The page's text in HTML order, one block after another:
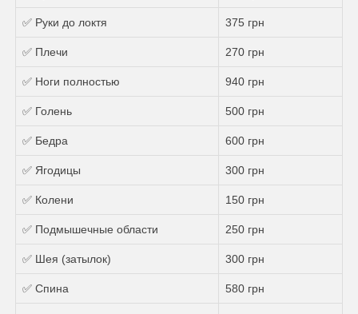
✅ Руки до локтя 375 грн
✅ Плечи 270 грн
✅ Ноги полностью 940 грн
✅ Голень 500 грн
✅ Бедра 600 грн
✅ Ягодицы 300 грн
✅ Колени 150 грн
✅ Подмышечные области 250 грн
✅ Шея (затылок) 300 грн
✅ Спина 580 грн